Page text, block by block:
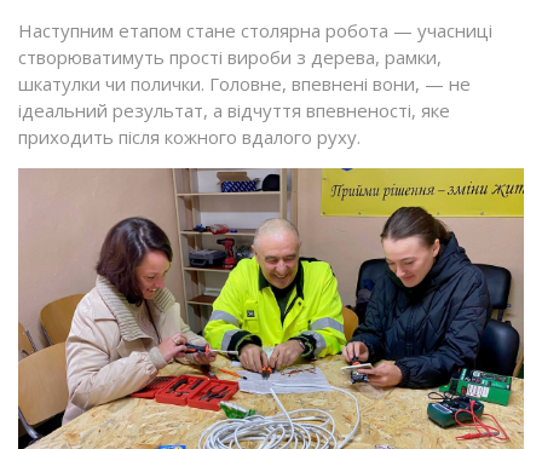
Наступним етапом стане столярна робота — учасниці
створюватимуть прості вироби з дерева, рамки,
шкатулки чи полички. Головне, впевнені вони, — не
ідеальний результат, а відчуття впевненості, яке
приходить після кожного вдалого руху.